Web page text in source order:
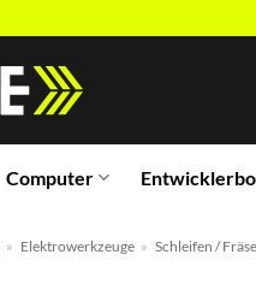
Computer
» Elektrowerkzeuge » Schleifen /